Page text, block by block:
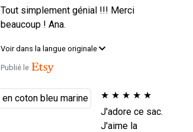
Tout simplement génial !!! Merci
beaucoup ! Ana.
Voir dans la langue originale
Publié le
★ ★ ★ ★ ★
J'adore ce sac.
J'aime la